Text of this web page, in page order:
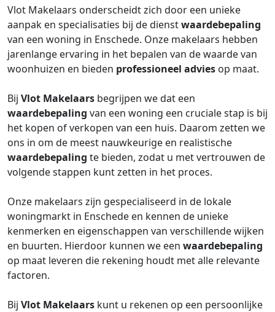
Vlot Makelaars onderscheidt zich door een unieke
aanpak en specialisaties bij de dienstwaardebepaling
van een woning in Enschede. Onze makelaars hebben
jarenlange ervaring in het bepalen van de waarde van
woonhuizen en bieden professioneel advies op maat.
Bij Vlot Makelaars begrijpen we dat een
waardebepaling van een woning een cruciale stap is bij
het kopen of verkopen van een huis. Daarom zetten we
ons in om de meest nauwkeurige en realistische
waardebepaling te bieden, zodat u met vertrouwen de
volgende stappen kunt zetten in het proces.
Onze makelaars zijn gespecialiseerd in de lokale
woningmarkt in Enschede en kennen de unieke
kenmerken en eigenschappen van verschillende wijken
en buurten. Hierdoor kunnen we een waardebepaling
op maat leveren die rekening houdt met alle relevante
factoren.
Bij Vlot Makelaars kunt u rekenen op een persoonlijke